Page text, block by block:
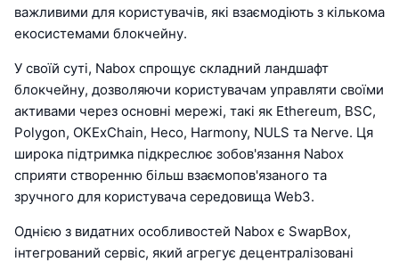
важливими для користувачів, які взаємодіють з кількома
екосистемами блокчейну.
У своїй суті, Nabox спрощує складний ландшафт
блокчейну, дозволяючи користувачам управляти своїми
активами через основні мережі, такі як Ethereum, BSC,
Polygon, OKExChain, Heco, Harmony, NULS та Nerve. Ця
широка підтримка підкреслює зобов'язання Nabox
сприяти створенню більш взаємопов'язаного та
зручного для користувача середовища Web3.
Однією з видатних особливостей Nabox є SwapBox,
інтегрований сервіс, який агрегує децентралізовані